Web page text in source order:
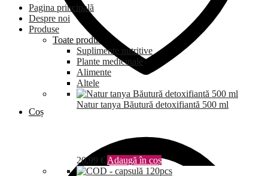
Coș
Pagina principală
Despre noi
Produse
Toate produsele
Suplimente nutritive
Plante medicinale
Alimente
Altele
Natur tanya Băutură detoxifiantă 500 ml
20,99 € Adaugă în coș